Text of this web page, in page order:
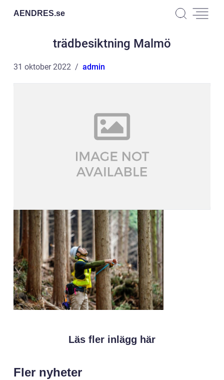
AENDRES.se
trädbesiktning Malmö
31 oktober 2022 admin
Läs fler inlägg här
Fler nyheter